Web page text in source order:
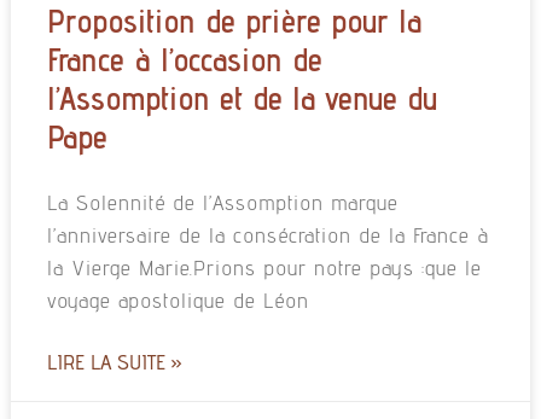
Proposition de prière pour la
France à l’occasion de
l’Assomption et de la venue du
Pape
La Solennité de l’Assomption marque
l’anniversaire de la consécration de la France à
la Vierge Marie.Prions pour notre pays :que le
voyage apostolique de Léon
LIRE LA SUITE »